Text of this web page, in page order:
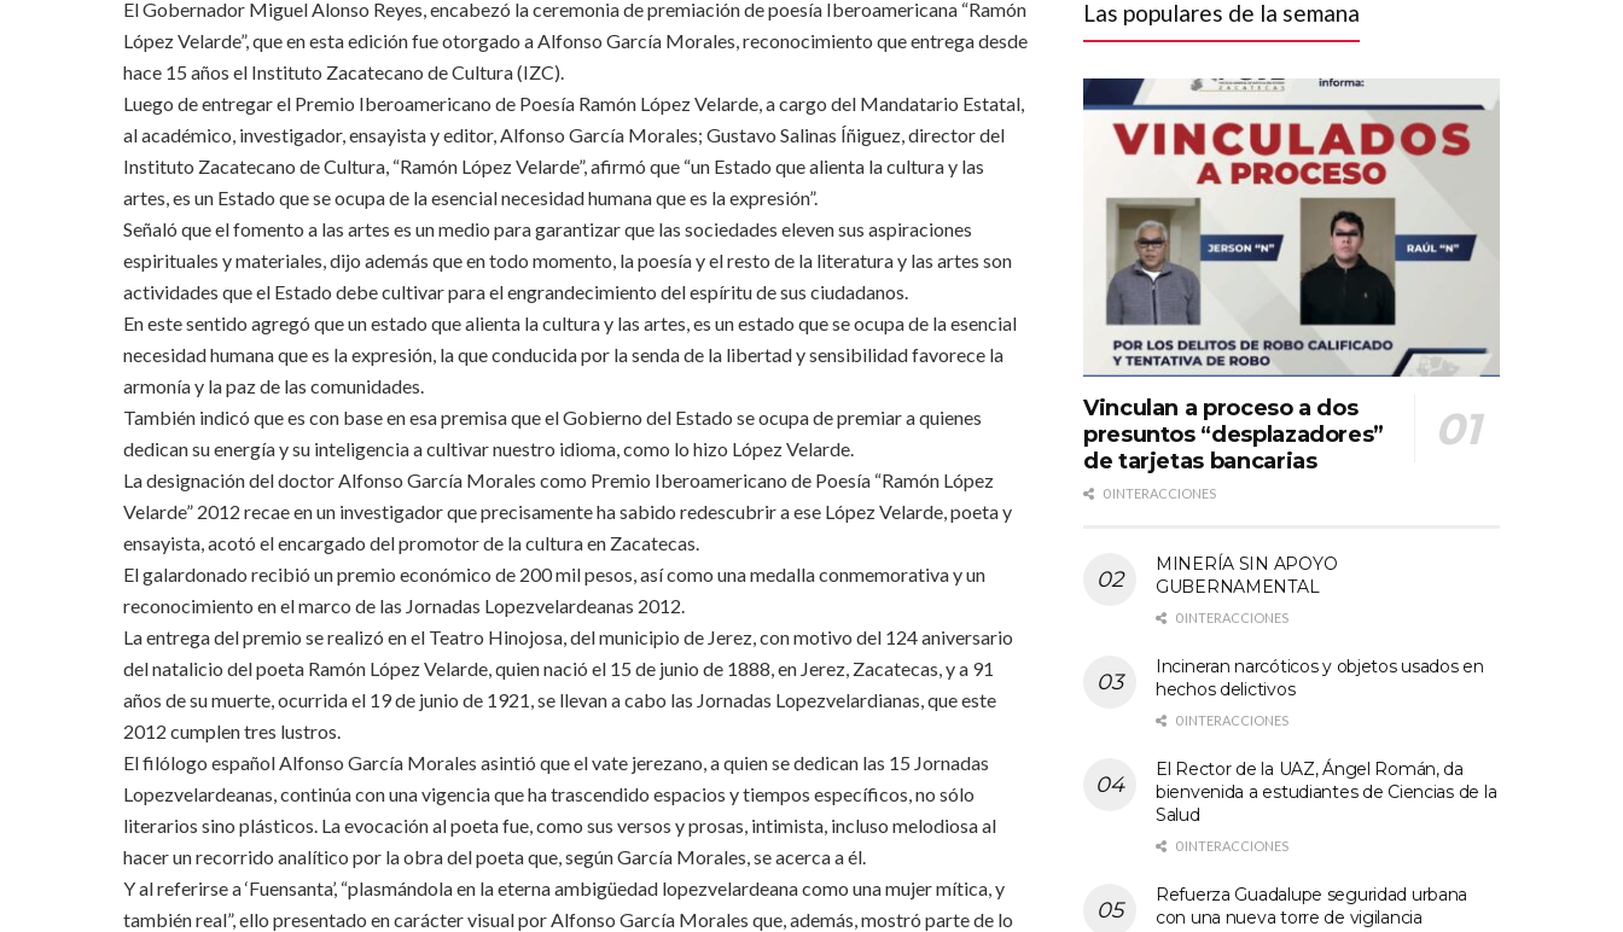
El Gobernador Miguel Alonso Reyes, encabezó la ceremonia de premiación de poesía Iberoamericana “Ramón
López Velarde”, que en esta edición fue otorgado a Alfonso García Morales, reconocimiento que entrega desde
hace 15 años el Instituto Zacatecano de Cultura (IZC).
Luego de entregar el Premio Iberoamericano de Poesía Ramón López Velarde, a cargo del Mandatario Estatal,
al académico, investigador, ensayista y editor, Alfonso García Morales; Gustavo Salinas Íñiguez, director del
Instituto Zacatecano de Cultura, “Ramón López Velarde”, afirmó que “un Estado que alienta la cultura y las
artes, es un Estado que se ocupa de la esencial necesidad humana que es la expresión”.
Señaló que el fomento a las artes es un medio para garantizar que las sociedades eleven sus aspiraciones
espirituales y materiales, dijo además que en todo momento, la poesía y el resto de la literatura y las artes son
actividades que el Estado debe cultivar para el engrandecimiento del espíritu de sus ciudadanos.
En este sentido agregó que un estado que alienta la cultura y las artes, es un estado que se ocupa de la esencial
necesidad humana que es la expresión, la que conducida por la senda de la libertad y sensibilidad favorece la
armonía y la paz de las comunidades.
También indicó que es con base en esa premisa que el Gobierno del Estado se ocupa de premiar a quienes
dedican su energía y su inteligencia a cultivar nuestro idioma, como lo hizo López Velarde.
La designación del doctor Alfonso García Morales como Premio Iberoamericano de Poesía “Ramón López
Velarde” 2012 recae en un investigador que precisamente ha sabido redescubrir a ese López Velarde, poeta y
ensayista, acotó el encargado del promotor de la cultura en Zacatecas.
El galardonado recibió un premio económico de 200 mil pesos, así como una medalla conmemorativa y un
reconocimiento en el marco de las Jornadas Lopezvelardeanas 2012.
La entrega del premio se realizó en el Teatro Hinojosa, del municipio de Jerez, con motivo del 124 aniversario
del natalicio del poeta Ramón López Velarde, quien nació el 15 de junio de 1888, en Jerez, Zacatecas, y a 91
años de su muerte, ocurrida el 19 de junio de 1921, se llevan a cabo las Jornadas Lopezvelardianas, que este
2012 cumplen tres lustros.
El filólogo español Alfonso García Morales asintió que el vate jerezano, a quien se dedican las 15 Jornadas
Lopezvelardeanas, continúa con una vigencia que ha trascendido espacios y tiempos específicos, no sólo
literarios sino plásticos. La evocación al poeta fue, como sus versos y prosas, intimista, incluso melodiosa al
hacer un recorrido analítico por la obra del poeta que, según García Morales, se acerca a él.
Y al referirse a ‘Fuensanta’, “plasmándola en la eterna ambigüedad lopezvelardeana como una mujer mítica, y
también real”, ello presentado en carácter visual por Alfonso García Morales que, además, mostró parte de lo
Las populares de la semana
Vinculan a proceso a dos
presuntos “desplazadores”
de tarjetas bancarias
0 INTERACCIONES
MINERÍA SIN APOYO
GUBERNAMENTAL
0 INTERACCIONES
Incineran narcóticos y objetos usados en
hechos delictivos
0 INTERACCIONES
El Rector de la UAZ, Ángel Román, da
bienvenida a estudiantes de Ciencias de la
Salud
0 INTERACCIONES
Refuerza Guadalupe seguridad urbana
con una nueva torre de vigilancia